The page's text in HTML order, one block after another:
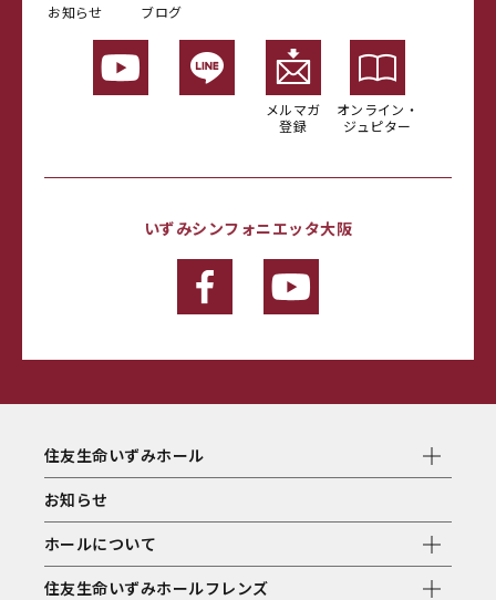
お知らせ ブログ
メルマガ
登録
オンライン・
ジュピター
いずみシンフォニエッタ大阪
住友生命いずみホール
お知らせ
ホールについて
住友生命いずみホールフレンズ